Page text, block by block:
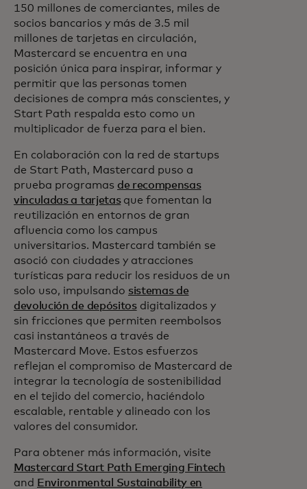
150 millones de comerciantes, miles de
socios bancarios y más de 3.5 mil
millones de tarjetas en circulación,
Mastercard se encuentra en una
posición única para inspirar, informar y
permitir que las personas tomen
decisiones de compra más conscientes, y
Start Path respalda esto como un
multiplicador de fuerza para el bien.
En colaboración con la red de startups
de Start Path, Mastercard puso a
prueba programas de recompensas
vinculadas a tarjetasque fomentan la
reutilización en entornos de gran
afluencia como los campus
universitarios. Mastercard también se
asoció con ciudades y atracciones
turísticas para reducir los residuos de un
solo uso, impulsando sistemas de
devolución de depósitosdigitalizados y
sin fricciones que permiten reembolsos
casi instantáneos a través de
Mastercard Move. Estos esfuerzos
reflejan el compromiso de Mastercard de
integrar la tecnología de sostenibilidad
en el tejido del comercio, haciéndolo
escalable, rentable y alineado con los
valores del consumidor.
Para obtener más información, visite
Mastercard Start Path Emerging Fintech
and Environmental Sustainability en